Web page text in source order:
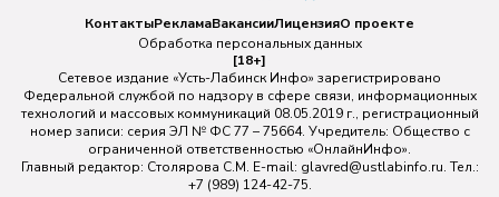
КонтактыРекламаВакансииЛицензияО проекте
Обработка персональных данных
[18+]
Сетевое издание «Усть-Лабинск Инфо» зарегистрировано
Федеральной службой по надзору в сфере связи, информационных
технологий и массовых коммуникаций 08.05.2019 г., регистрационный
номер записи: серия ЭЛ № ФС 77 – 75664. Учредитель: Общество с
ограниченной ответственностью «ОнлайнИнфо».
Главный редактор: Столярова С.М. E-mail: glavred@ustlabinfo.ru. Тел.:
+7 (989) 124-42-75.